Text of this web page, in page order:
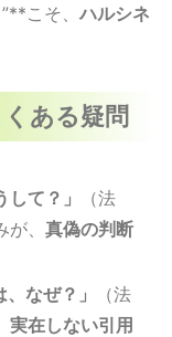
こそ、ハルシネ
ある疑問
て？」
（法
が、真偽の判断
なぜ？」
（法
実在しない引用